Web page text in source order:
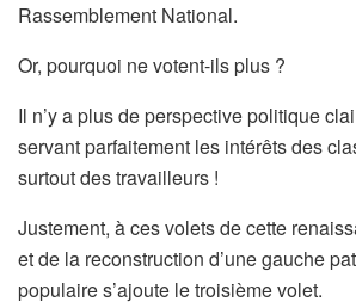
Rassemblement National.
Or, pourquoi ne votent-ils plus ?
Il n’y a plus de perspective politique
servant parfaitement les intérêts des
surtout des travailleurs !
Justement, à ces volets de cette
et de la reconstruction d’une gauche
populaire s’ajoute le troisième volet.